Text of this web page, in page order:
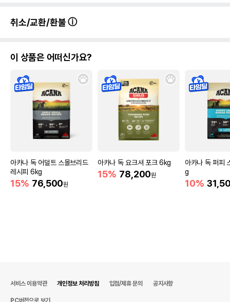
취소/교환/환불
이 상품은 어떠신가요?
아카나 독 어덜트 스몰브리드
레시피 6kg
15% 76,500원
아카나 독 요크셔 포크 6kg
15% 78,200원
아카나 독 퍼피
g
10%
서비스 이용약관 개인정보 처리방침 입점/제휴 문의 공지사항
PC버전으로 보기